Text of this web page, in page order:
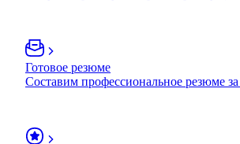
Готовое резюме
Составим профессиональное резюме за